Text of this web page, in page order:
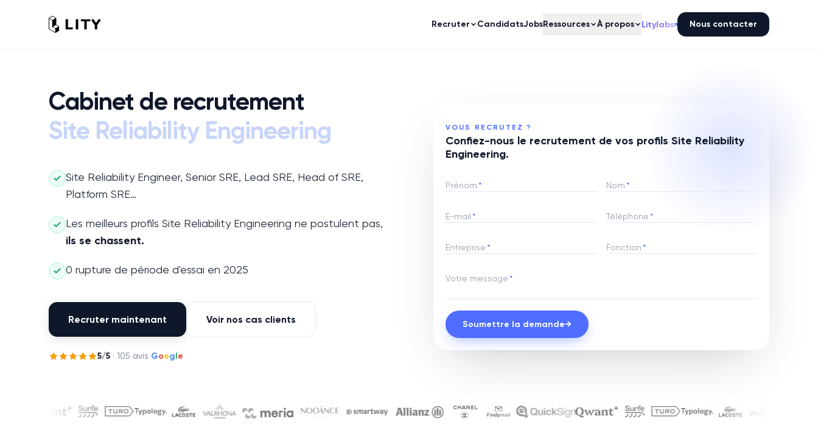
Recruter CandidatsJobsRessources À propos Litylabs↗ Nous contacter
Cabinet de recrutement
Site Reliability Engineering
Site Reliability Engineer, Senior SRE, Lead SRE, Head of SRE,
Platform SRE…
Les meilleurs profils Site Reliability Engineering ne postulent pas,
ils se chassent.
0 rupture de période d'essai en 2025
Recruter maintenant Voir nos cas clients
5/5 · 105 avis Google
VOUS RECRUTEZ ?
Confiez-nous le recrutement de vos profils Site Reliability
Engineering.
Prénom* Nom*
E-mail* Téléphone*
Entreprise* Fonction*
Votre message*
Soumettre la demande→